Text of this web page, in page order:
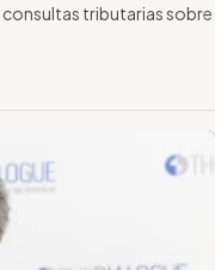
tributarias sobre